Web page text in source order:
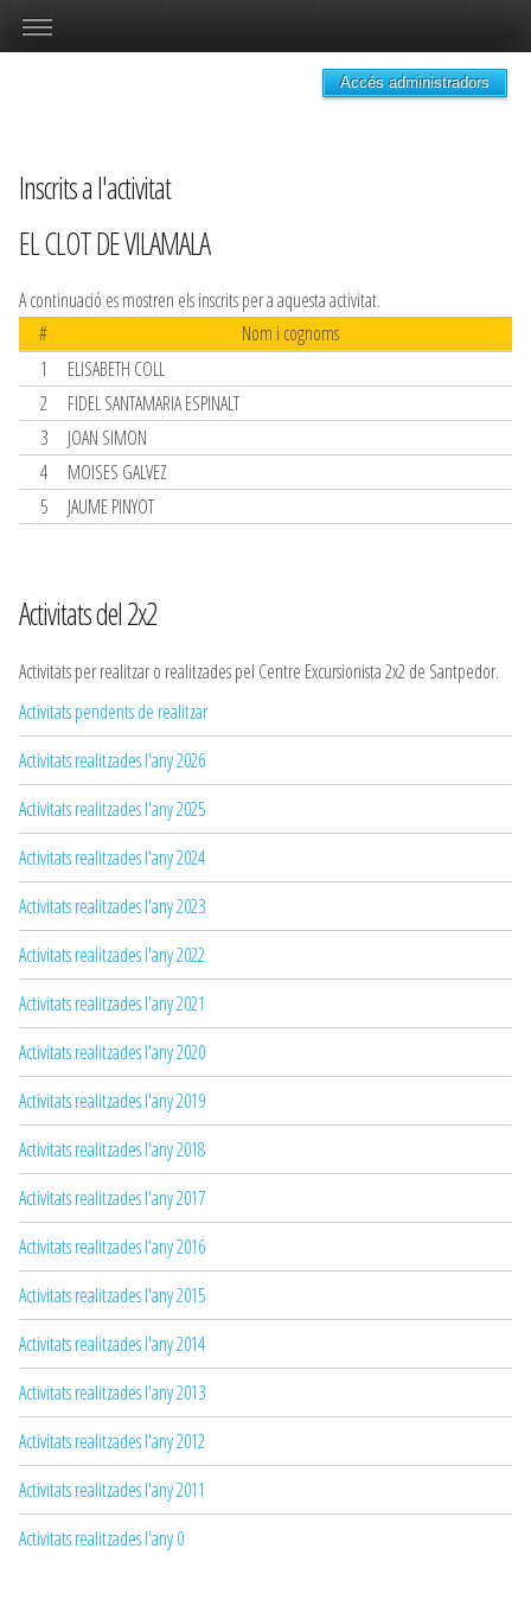
Accés administradors
Inscrits a l'activitat
EL CLOT DE VILAMALA
A continuació es mostren els inscrits per a aquesta activitat.
#
Nom i cognoms
1
ELISABETH COLL
2
FIDEL SANTAMARIA ESPINALT
3
JOAN SIMON
4
MOISES GALVEZ
5
JAUME PINYOT
Activitats del 2x2
Activitats per realitzar o realitzades pel Centre Excursionista 2x2 de Santpedor.
Activitats pendents de realitzar
Activitats realitzades l'any 2026
Activitats realitzades l'any 2025
Activitats realitzades l'any 2024
Activitats realitzades l'any 2023
Activitats realitzades l'any 2022
Activitats realitzades l'any 2021
Activitats realitzades l'any 2020
Activitats realitzades l'any 2019
Activitats realitzades l'any 2018
Activitats realitzades l'any 2017
Activitats realitzades l'any 2016
Activitats realitzades l'any 2015
Activitats realitzades l'any 2014
Activitats realitzades l'any 2013
Activitats realitzades l'any 2012
Activitats realitzades l'any 2011
Activitats realitzades l'any 0